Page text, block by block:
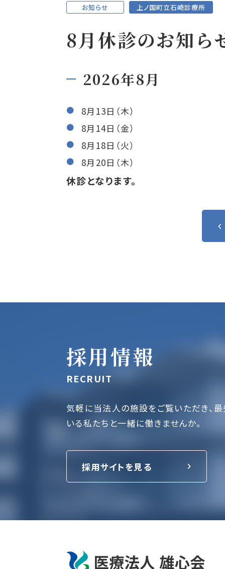
お知らせ 上ノ国町立石崎診療所
8月休診のお知ら
2026年8月
8月13日（木）
8月14日（金）
8月18日（火）
8月20日（木）
休診となります。
採用情報
RECRUIT
気軽に当法人の施設をご覧いただき、
いる私たちと一緒に働きませんか。
採用サイトを見る